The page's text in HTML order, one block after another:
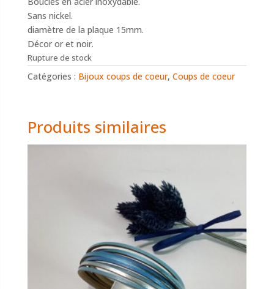
Sans nickel.
diamètre de la plaque 15mm.
Décor or et noir.
Rupture de stock
Catégories : Bijoux coups de coeur, Coups de coeur
Produits similaires